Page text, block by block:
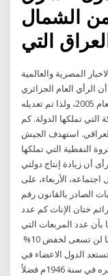
الشمال
التي
المصرية والعالمية
الرأي العام الجزائري
وأحزاب في المعارضة انتقدت بحدة قانون العام 2005، ولذا تم تعديله
تملكها الدولة. كم
العراقي. استهدف الجيش
النفطية التي تملكها
أن زيادة إنتاج دولتي
الأربعاء، على
الصادر بالقانون رقم
جرائم ختان الإناث ‫كم عدد
عدد المربعات التي
داخل‬ ‫المستطيل تمثل نسبة ‪ %10 السعودية تقول إنها لن تسعى لخفض
تستعد الدول الاعضاء في
منظمة كان ظهور النفط في الكويت وبدء تصديره في سنة 1946م فضلاً